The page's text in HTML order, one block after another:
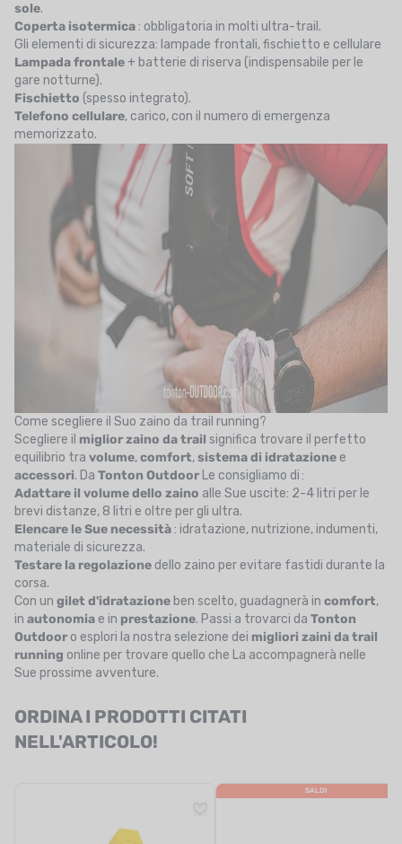
sole.
Coperta isotermica : obbligatoria in molti ultra-trail.
Gli elementi di sicurezza: lampade frontali, fischietto e cellulare
Lampada frontale+ batterie di riserva (indispensabile per le
gare notturne).
Fischietto (spesso integrato).
Telefono cellulare, carico, con il numero di emergenza
memorizzato.
Come scegliere il Suo zaino da trail running?
Scegliere il miglior zaino da trail significa trovare il perfetto
equilibrio tra volume,comfort,sistema di idratazione e
accessori. Da Tonton Outdoor Le consigliamo di :
Adattare il volume dello zaino alle Sue uscite: 2-4 litri per le
brevi distanze, 8 litri e oltre per gli ultra.
Elencare le Sue necessità : idratazione, nutrizione, indumenti,
materiale di sicurezza.
Testare la regolazione dello zaino per evitare fastidi durante la
corsa.
Con un gilet d'idratazione ben scelto, guadagnerà in comfort,
in autonomia e in prestazione. Passi a trovarci da Tonton
Outdoor o esplori la nostra selezione dei migliori zaini da trail
running online per trovare quello che La accompagnerà nelle
Sue prossime avventure.
ORDINA I PRODOTTI CITATI
NELL'ARTICOLO!
SALDI